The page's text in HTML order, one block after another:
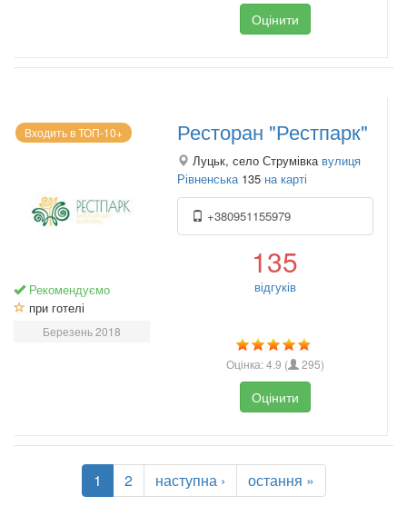
Оцінити
Входить в ТОП-10+
Рекомендуємо
при готелі
Березень 2018
Ресторан "Рестпарк"
Луцьк, село Струмівка вулиця
Рівненська 135 на карті
+380951155979
135
відгуків
Оцінка:4.9 ( 295)
Оцінити
1 2 наступна › остання »